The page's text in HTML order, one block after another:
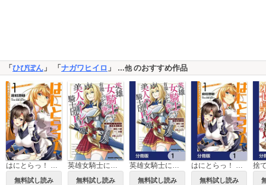
「ひびぽん 」 「ナガワヒイロ 」 …他のおすすめ作品
はにとらっ！ 召喚勇者をハメるハニートラップ包囲網
無料試し読み
英雄女騎士に有能とバレた俺の美人ハーレム騎士団
無料試し読み
英雄女騎士に有能とバレた俺の美人ハーレム騎士団【分冊版】
無料試し読み
はにとらっ！ 召喚勇者をハメるハニートラップ包囲網【分冊版】
無料試し読み